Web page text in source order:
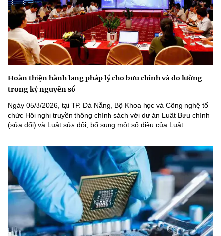
Hoàn thiện hành lang pháp lý cho bưu chính và đo lường
trong kỷ nguyên số
Ngày 05/8/2026, tại TP. Đà Nẵng, Bộ Khoa học và Công nghệ tổ
chức Hội nghị truyền thông chính sách với dự án Luật Bưu chính
(sửa đổi) và Luật sửa đổi, bổ sung một số điều của Luật...